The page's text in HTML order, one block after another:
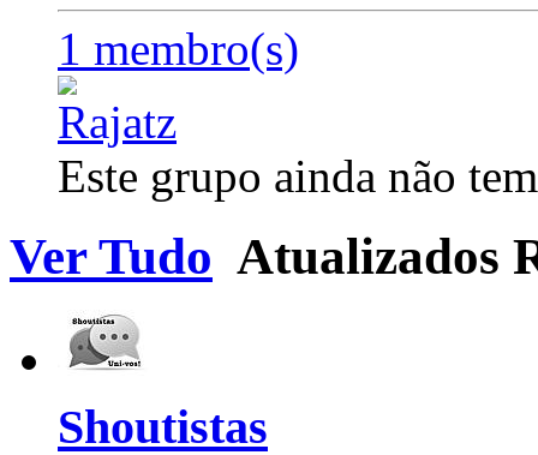
1 membro(s)
Este grupo ainda não
Ver Tudo Atualizados
Shoutistas